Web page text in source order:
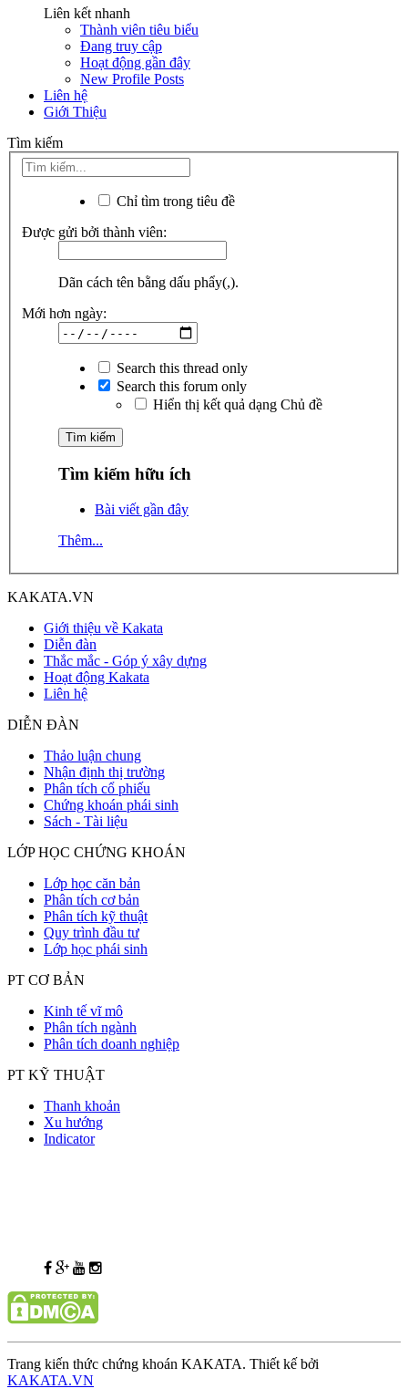
Liên kết nhanh
Thành viên tiêu biểu
Đang truy cập
Hoạt động gần đây
New Profile Posts
Liên hệ
Giới Thiệu
Tìm kiếm
Chỉ tìm trong tiêu đề
Được gửi bởi thành viên:
Dãn cách tên bằng dấu phẩy(,).
Mới hơn ngày:
Search this thread only
Search this forum only
Hiển thị kết quả dạng Chủ đề
Tìm kiếm hữu ích
Bài viết gần đây
Thêm...
KAKATA.VN
Giới thiệu về Kakata
Diễn đàn
Thắc mắc - Góp ý xây dựng
Hoạt động Kakata
Liên hệ
DIỄN ĐÀN
Thảo luận chung
Nhận định thị trường
Phân tích cổ phiếu
Chứng khoán phái sinh
Sách - Tài liệu
LỚP HỌC CHỨNG KHOÁN
Lớp học căn bản
Phân tích cơ bản
Phân tích kỹ thuật
Quy trình đầu tư
Lớp học phái sinh
PT CƠ BẢN
Kinh tế vĩ mô
Phân tích ngành
Phân tích doanh nghiệp
PT KỸ THUẬT
Thanh khoản
Xu hướng
Indicator
Trang kiến thức chứng khoán KAKATA. Thiết kế bởi
KAKATA.VN